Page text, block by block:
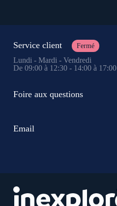
Service client Fermé
Lundi - Mardi - Vendredi
De 09:00 à 12:30 - 14:00 à 17:00
Foire aux questions
Email